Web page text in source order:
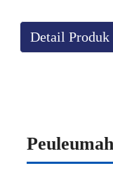
Detail Produk